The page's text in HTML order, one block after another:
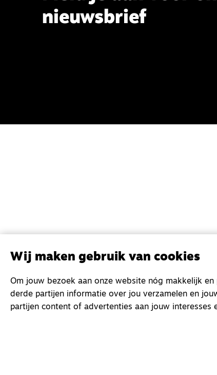
nieuwsbrief
Wij maken gebruik van cookies
Om jouw bezoek aan onze website nóg makkelijk
derde partijen informatie over jou verzamelen en
partijen content of advertenties aan jouw